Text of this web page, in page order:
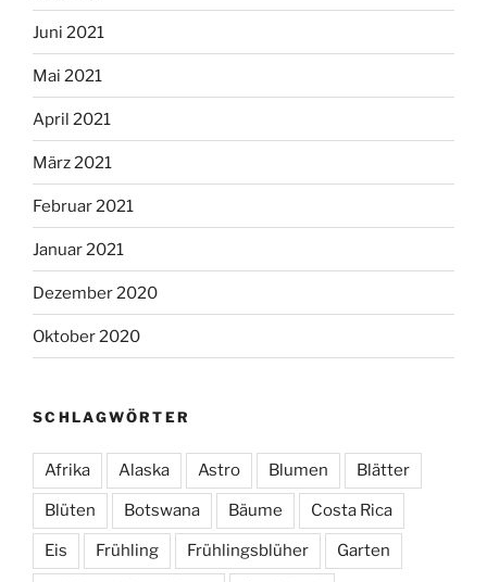
Juni 2021
Mai 2021
April 2021
März 2021
Februar 2021
Januar 2021
Dezember 2020
Oktober 2020
SCHLAGWÖRTER
Afrika Alaska Astro Blumen Blätter
Blüten Botswana Bäume Costa Rica
Eis Frühling Frühlingsblüher Garten